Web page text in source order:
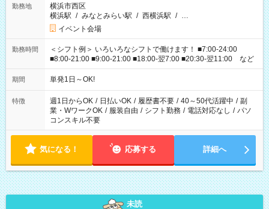
勤務地
横浜市西区
横浜駅 / みなとみらい駅 / 西横浜駅 / …
イベント会場
勤務時間
＜シフト例＞ いろいろなシフトで働けます！ ■7:00-24:00
■8:00-21:00 ■9:00-21:00 ■18:00-翌7:00 ■20:30-翌11:00 など
期間 単発1日～OK!
特徴 週1日からOK / 日払いOK / 履歴書不要 / 40～50代活躍中 / 副
業・WワークOK / 服装自由 / シフト勤務 / 電話対応なし / パソ
コンスキル不要
気になる！ 応募する 詳細へ
未読